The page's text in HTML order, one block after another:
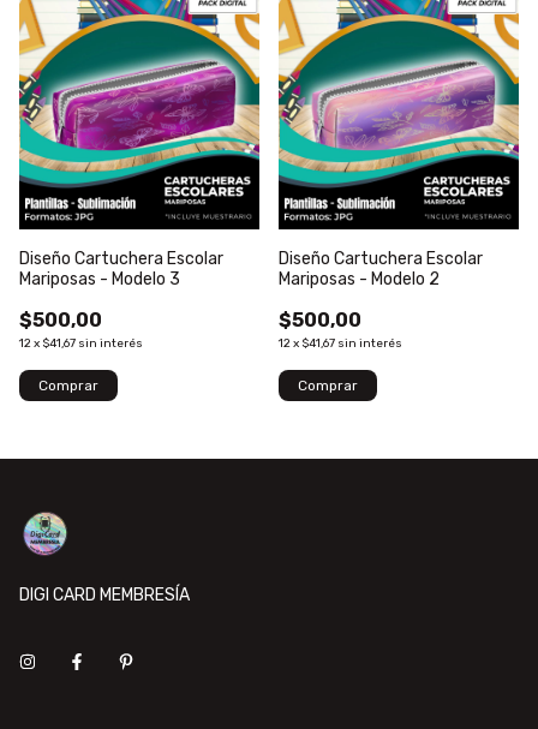
Diseño Cartuchera Escolar
Mariposas - Modelo 3
$500,00
12x $41,67 sin interés
Diseño Cartuchera Escolar
Mariposas - Modelo 2
$500,00
12x $41,67 sin interés
DIGI CARD MEMBRESÍA